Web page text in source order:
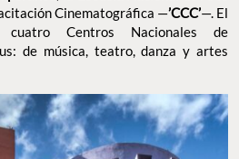
Cinematográfica —’CCC’—. El
Centros Nacionales de
de música, teatro, danza y artes